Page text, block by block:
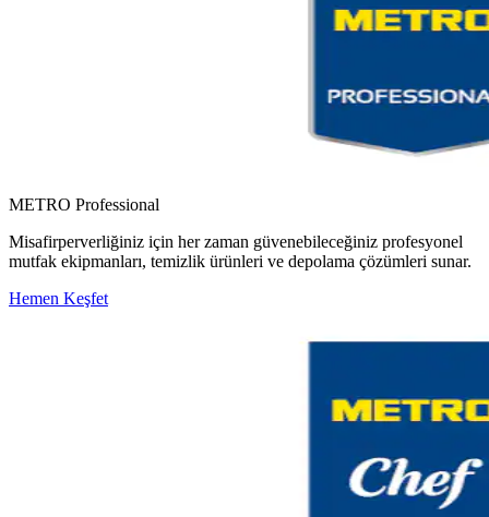
METRO Professional
Misafirperverliğiniz için her zaman güvenebileceğiniz profesyonel
mutfak ekipmanları, temizlik ürünleri ve depolama çözümleri sunar.
Hemen Keşfet